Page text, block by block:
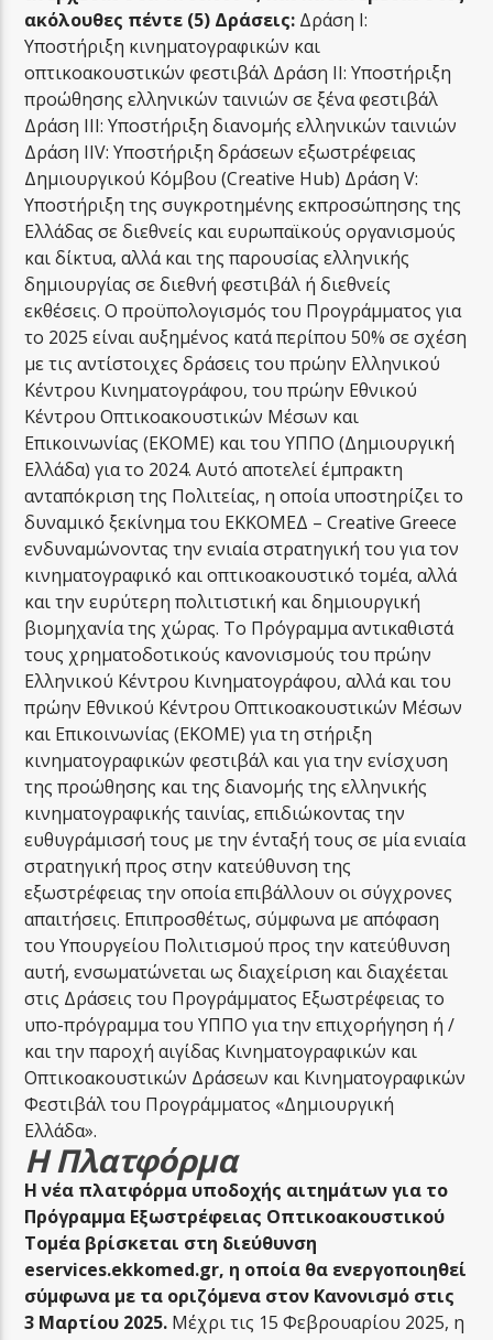
ακόλουθες πέντε (5) Δράσεις: Δράση Ι:
Υποστήριξη κινηματογραφικών και
οπτικοακουστικών φεστιβάλ Δράση ΙΙ: Υποστήριξη
προώθησης ελληνικών ταινιών σε ξένα φεστιβάλ
Δράση ΙΙΙ: Υποστήριξη διανομής ελληνικών ταινιών
Δράση IIV: Υποστήριξη δράσεων εξωστρέφειας
Δημιουργικού Κόμβου (Creative Hub) Δράση V:
Υποστήριξη της συγκροτημένης εκπροσώπησης της
Ελλάδας σε διεθνείς και ευρωπαϊκούς οργανισμούς
και δίκτυα, αλλά και της παρουσίας ελληνικής
δημιουργίας σε διεθνή φεστιβάλ ή διεθνείς
εκθέσεις. Ο προϋπολογισμός του Προγράμματος για
το 2025 είναι αυξημένος κατά περίπου 50% σε σχέση
με τις αντίστοιχες δράσεις του πρώην Ελληνικού
Κέντρου Κινηματογράφου, του πρώην Εθνικού
Κέντρου Οπτικοακουστικών Μέσων και
Επικοινωνίας (ΕΚΟΜΕ) και του ΥΠΠΟ (Δημιουργική
Ελλάδα) για το 2024. Αυτό αποτελεί έμπρακτη
ανταπόκριση της Πολιτείας, η οποία υποστηρίζει το
δυναμικό ξεκίνημα του ΕΚΚΟΜΕΔ – Creative Greece
ενδυναμώνοντας την ενιαία στρατηγική του για τον
κινηματογραφικό και οπτικοακουστικό τομέα, αλλά
και την ευρύτερη πολιτιστική και δημιουργική
βιομηχανία της χώρας. Το Πρόγραμμα αντικαθιστά
τους χρηματοδοτικούς κανονισμούς του πρώην
Ελληνικού Κέντρου Κινηματογράφου, αλλά και του
πρώην Εθνικού Κέντρου Οπτικοακουστικών Μέσων
και Επικοινωνίας (ΕΚΟΜΕ) για τη στήριξη
κινηματογραφικών φεστιβάλ και για την ενίσχυση
της προώθησης και της διανομής της ελληνικής
κινηματογραφικής ταινίας, επιδιώκοντας την
ευθυγράμισσή τους με την ένταξή τους σε μία ενιαία
στρατηγική προς στην κατεύθυνση της
εξωστρέφειας την οποία επιβάλλουν οι σύγχρονες
απαιτήσεις. Επιπροσθέτως, σύμφωνα με απόφαση
του Υπουργείου Πολιτισμού προς την κατεύθυνση
αυτή, ενσωματώνεται ως διαχείριση και διαχέεται
στις Δράσεις του Προγράμματος Εξωστρέφειας το
υπο-πρόγραμμα του ΥΠΠΟ για την επιχορήγηση ή /
και την παροχή αιγίδας Κινηματογραφικών και
Οπτικοακουστικών Δράσεων και Κινηματογραφικών
Φεστιβάλ του Προγράμματος «Δημιουργική
Ελλάδα».
Η Πλατφόρμα
Η νέα πλατφόρμα υποδοχής αιτημάτων για το
Πρόγραμμα Εξωστρέφειας Οπτικοακουστικού
Τομέα βρίσκεται στη διεύθυνση
eservices.ekkomed.gr, η οποία θα ενεργοποιηθεί
σύμφωνα με τα οριζόμενα στον Κανονισμό στις
3 Μαρτίου 2025. Μέχρι τις 15 Φεβρουαρίου 2025, η